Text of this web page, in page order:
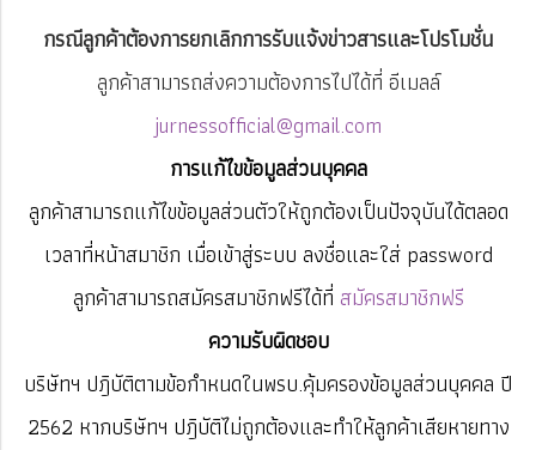
กรณีลูกค้าต้องการยกเลิกการรับแจ้งข่าวสารและโปรโมชั่น
ลูกค้าสามารถส่งความต้องการไปได้ที่ อีเมลล์
jurnessofficial@gmail.com
การแก้ไขข้อมูลส่วนบุคคล
ลูกค้าสามารถแก้ไขข้อมูลส่วนตัวให้ถูกต้องเป็นปัจจุบันได้ตลอด
เวลาที่หน้าสมาชิก เมื่อเข้าสู่ระบบ ลงชื่อและใส่ password
ลูกค้าสามารถสมัครสมาชิกฟรีได้ที่ สมัครสมาชิกฟรี
ความรับผิดชอบ
บริษัทฯ ปฎิบัติตามข้อกำหนดในพรบ.คุ้มครองข้อมูลส่วนบุคคล ปี
2562 หากบริษัทฯ ปฎิบัติไม่ถูกต้องและทำให้ลูกค้าเสียหายทาง